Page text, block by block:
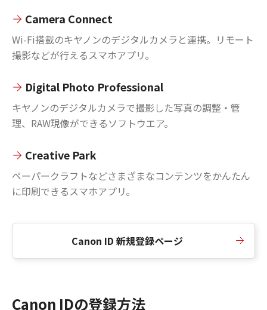
Camera Connect
Wi-Fi搭載のキヤノンのデジタルカメラと連携。リモート
撮影などが行えるスマホアプリ。
Digital Photo Professional
キヤノンのデジタルカメラで撮影した写真の調整・管
理、RAW現像ができるソフトウエア。
Creative Park
ペーパークラフトなどさまざまなコンテンツをかんたん
に印刷できるスマホアプリ。
Canon ID 新規登録ページ
Canon IDの登録方法